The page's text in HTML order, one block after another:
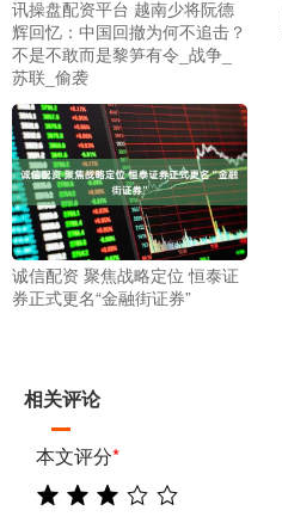
讯操盘配资平台 越南少将阮德
辉回忆：中国回撤为何不追击？
不是不敢而是黎笋有令_战争_
苏联_偷袭
诚信配资 聚焦战略定位 恒泰证
券正式更名“金融街证券”
相关评论
本文评分*